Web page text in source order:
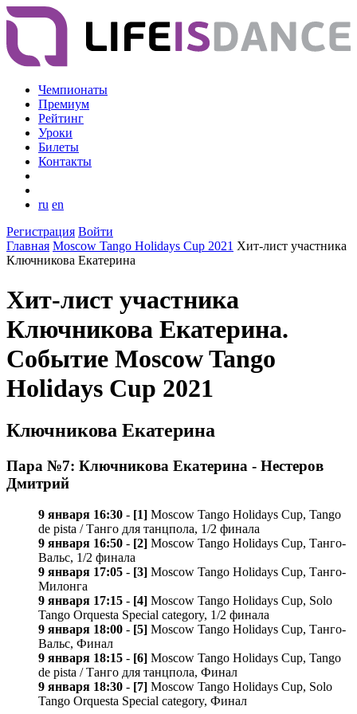
Чемпионаты
Премиум
Рейтинг
Уроки
Билеты
Контакты
ru en
Регистрация Войти
Главная Moscow Tango Holidays Cup 2021 Хит-лист участника
Ключникова Екатерина
Хит-лист участника
Ключникова Екатерина.
Событие Moscow Tango
Holidays Cup 2021
Ключникова Екатерина
Пара №7: Ключникова Екатерина - Нестеров
Дмитрий
9 января 16:30 - [1] Moscow Tango Holidays Cup, Tango
de pista / Танго для танцпола, 1/2 финала
9 января 16:50 - [2] Moscow Tango Holidays Cup, Танго-
Вальс, 1/2 финала
9 января 17:05 - [3] Moscow Tango Holidays Cup, Танго-
Милонга
9 января 17:15 - [4] Moscow Tango Holidays Cup, Solo
Tango Orquesta Special category, 1/2 финала
9 января 18:00 - [5] Moscow Tango Holidays Cup, Танго-
Вальс, Финал
9 января 18:15 - [6] Moscow Tango Holidays Cup, Tango
de pista / Танго для танцпола, Финал
9 января 18:30 - [7] Moscow Tango Holidays Cup, Solo
Tango Orquesta Special category, Финал